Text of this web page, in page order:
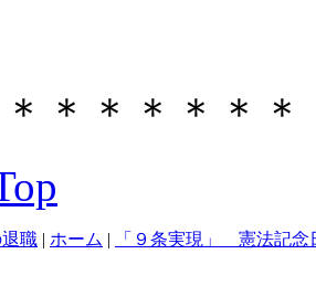
＊＊＊＊＊
職 | ホーム | 「９条実現」 憲法記念